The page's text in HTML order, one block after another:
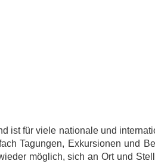
ist für viele nationale und
Tagungen, Exkursionen und
möglich, sich an Ort und